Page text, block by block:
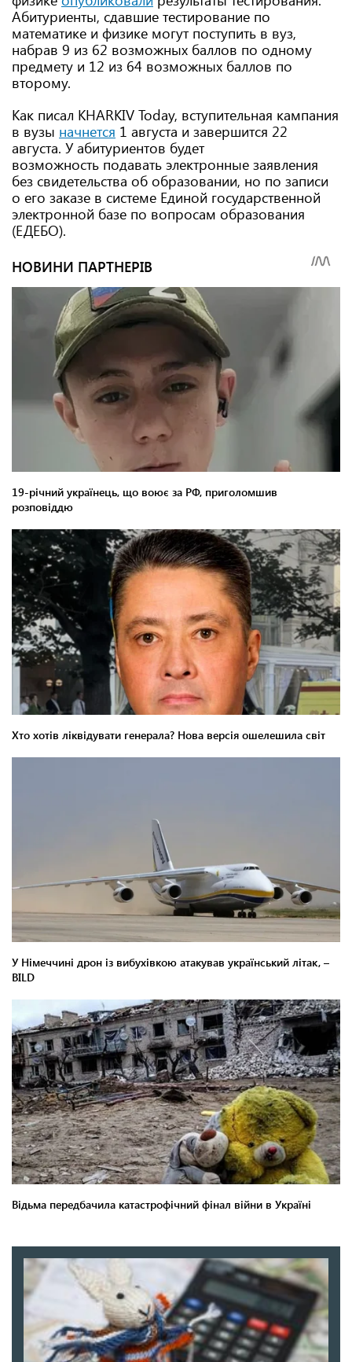
Абитуриенты, сдавшие тестирование по
математике и физике могут поступить в вуз,
набрав 9 из 62 возможных баллов по одному
предмету и 12 из 64 возможных баллов по
второму.
Как писал KHARKIV Today, вступительная кампания
в вузы начнется 1 августа и завершится 22
августа. У абитуриентов будет
возможность подавать электронные заявления
без свидетельства об образовании, но по записи
о его заказе в системе Единой государственной
электронной базе по вопросам образования
(ЕДЕБО).